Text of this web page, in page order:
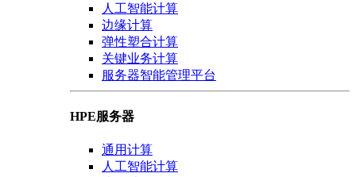
人工智能计算
边缘计算
弹性塑合计算
关键业务计算
服务器智能管理平台
HPE服务器
通用计算
人工智能计算